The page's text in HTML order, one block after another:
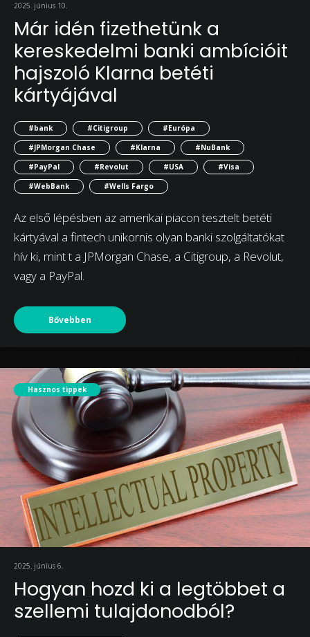
2025. június 10.
Már idén fizethetünk a
kereskedelmi banki ambícióit
hajszoló Klarna betéti
kártyájával
#bank #Citigroup
#Európa
#JPMorgan Chase
#Klarna
#NuBank
#PayPal
#Revolut #USA
#Visa
#WebBank
#Wells Fargo
Az első lépésben az amerikai piacon tesztelt betéti
kártyával a fintech unikornis olyan banki szolgáltatókat
hív ki, mint t a JPMorgan Chase, a Citigroup, a Revolut,
vagy a PayPal.
Bővebben
Hasznos tippek
2025. június 6.
Hogyan hozd ki a legtöbbet a
szellemi tulajdonodból?